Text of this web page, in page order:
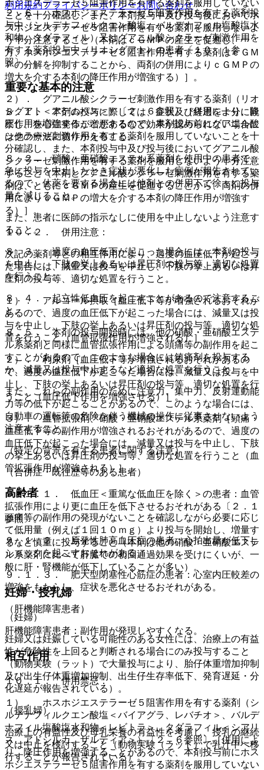
ホジエステラーゼ５阻害作用を有する薬剤を服用していない
ことを十分確認し、また、本剤投与中及び投与後においてホ
スホジエステラーゼ５阻害作用を有する薬剤を服用しないよ
う十分注意すること（本剤はｃＧＭＰの産生を促進し、一
方、ホスホジエステラーゼ５阻害作用を有する薬剤はｃＧＭ
Ｐの分解を抑制することから、両剤の併用によりｃＧＭＰの
増大を介する本剤の降圧作用が増強する）］。
２）． グアニル酸シクラーゼ刺激作用を有する薬剤（リオ
シグアト＜アデムパス＞）〔２．６参照〕［併用により、降
圧作用を増強することがあるので、本剤投与前にグアニル酸
シクラーゼ刺激作用を有する薬剤を服用していないことを十
分確認し、また、本剤投与中及び投与後においてグアニル酸
シクラーゼ刺激作用を有する薬剤を服用しないよう十分注意
すること（本剤とグアニル酸シクラーゼ刺激作用を有する薬
剤は、ともにｃＧＭＰの産生を促進することから、両剤の併
用によりｃＧＭＰの増大を介する本剤の降圧作用が増強す
る）］。
１０．２． 併用注意：
次記の薬剤等との相互作用により、過度の血圧低下が起こっ
た場合には、減量又は投与を中止し、下肢の挙上あるいは昇
圧剤の投与等、適切な処置を行うこと。
１）． アルコール摂取［血圧低下等が増強されるおそれが
あるので、過度の血圧低下が起こった場合には、減量又は投
与を中止し、下肢の挙上あるいは昇圧剤の投与等、適切な処
置を行うこと（血管拡張作用が増強される）］。
２）． 利尿剤［血圧低下等が増強されるおそれがあるの
で、過度の血圧低下が起こった場合には、減量又は投与を中
止し、下肢の挙上あるいは昇圧剤の投与等、適切な処置を行
うこと（血圧低下作用を増強させる）］。
３）． 血管拡張剤、硝酸・亜硝酸エステル系薬剤［頭痛・
血圧低下等の副作用が増強されるおそれがあるので、過度の
血圧低下が起こった場合には、減量又は投与を中止し、下肢
の挙上あるいは昇圧剤の投与等、適切な処置を行うこと（血
管拡張作用が増強される）］。
高齢者
頭痛等の副作用の発現がないことを確認しながら必要に応じ
て低用量（例えば１回１０ｍｇ）より投与を開始し、増量す
るなど慎重に投与すること（本剤は他の硝酸・亜硝酸エステ
ル系薬剤に比べて肝臓での初回通過効果を受けにくいが、一
般に肝・腎機能が低下していることが多い）。
妊婦・授乳婦
（妊婦）
妊婦又は妊娠している可能性のある女性には、治療上の有益
性が危険性を上回ると判断される場合にのみ投与すること
（動物実験（ラット）で大量投与により、胎仔体重増加抑制
及び出生仔体重増加抑制、出生仔生存率低下、発育遅延・分
化遅延が報告されている）。
（授乳婦）
治療上の有益性及び母乳栄養の有益性を考慮し、授乳の継続
又は中止を検討すること（動物実験（ラット）で乳汁中へ移
行することが報告されている）。
２．６． ホスホジエステラーゼ５阻害作用を有する薬剤投
与中（シルデナフィルクエン酸塩、バルデナフィル塩酸塩水
和物、タダラフィル）又はグアニル酸シクラーゼ刺激作用を
有する薬剤投与中（リオシグアト）の患者〔１０．１参
照〕。
重要な基本的注意
８．１． 本剤の投与に際しては、症状及び経過を十分に観
察し、狭心症発作が増悪するなど効果が認められない場合に
は他の療法に切りかえること。
８．２． 硝酸・亜硝酸エステル系薬剤を使用中の患者で、
急に投与を中止したとき症状が悪化した症例が報告されてい
るので、休薬を要する場合には他剤との併用下で徐々に投与
量を減じること。
また、患者に医師の指示なしに使用を中止しないよう注意す
ること。
８．３． 過度の血圧低下が起こった場合には、本剤の投与
を中止し、下肢の挙上あるいは昇圧剤の投与等、適切な処置
を行うこと。
８．４． 起立性低血圧を起こすことがあるので注意するこ
と。
８．５． 本剤の投与開始時には、他の硝酸・亜硝酸エステ
ル系薬剤と同様に血管拡張作用による頭痛等の副作用を起こ
すことがあるので、このような場合には鎮痛剤を投与する
か、減量又は投与中止するなど適切な処置を行うこと。
また、これらの副作用のために注意力、集中力、反射運動能
力等の低下が起こることがあるので、このような場合には、
自動車の運転等の危険を伴う機械の操作に従事させないよう
注意すること。
（特定の背景を有する患者に関する注意）
（合併症・既往歴等のある患者）
９．１．１． 低血圧＜重篤な低血圧を除く＞の患者：血管
拡張作用により更に血圧を低下させるおそれがある〔２．１
参照〕。
９．１．２． 原発性肺高血圧症の患者：心拍出量が低下し
ショックを起こすおそれがある。
９．１．３． 肥大型閉塞性心筋症の患者：心室内圧較差の
増強をもたらし、症状を悪化させるおそれがある。
（肝機能障害患者）
肝機能障害患者：副作用が発現しやすくなる。
相互作用
１０．１． 併用禁忌：
１）． ホスホジエステラーゼ５阻害作用を有する薬剤（シ
ルデナフィルクエン酸塩＜バイアグラ、レバチオ＞、バルデ
ナフィル塩酸塩水和物＜レビトラ＞、タダラフィル＜シアリ
ス、アドシルカ、ザルティア＞）〔２．６参照〕［併用によ
り、降圧作用を増強することがあるので、本剤投与前にホス
ホジエステラーゼ５阻害作用を有する薬剤を服用していない
利用規約プライバシーポリシーお問い合わせ